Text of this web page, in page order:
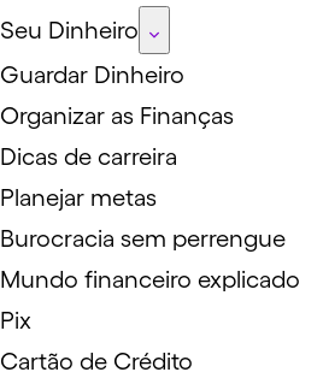
Seu Dinheiro
Guardar Dinheiro
Organizar as Finanças
Dicas de carreira
Planejar metas
Burocracia sem perrengue
Mundo financeiro explicado
Pix
Cartão de Crédito